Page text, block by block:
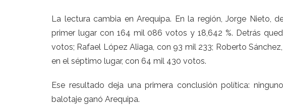
La lectura cambia en Arequipa. En la región, Jorge Nieto,
primer lugar con 164 mil 086 votos y 18,642 %. Detrás
votos; Rafael López Aliaga, con 93 mil 233; Roberto
en el séptimo lugar, con 64 mil 430 votos.
Ese resultado deja una primera conclusión política:
balotaje ganó Arequipa.